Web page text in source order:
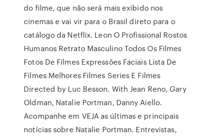
do filme, que não será mais exibido nos
cinemas e vai vir para o Brasil direto para o
catálogo da Netflix. Leon O Profissional Rostos
Humanos Retrato Masculino Todos Os Filmes
Fotos De Filmes Expressões Faciais Lista De
Filmes Melhores Filmes Series E Filmes
Directed by Luc Besson. With Jean Reno, Gary
Oldman, Natalie Portman, Danny Aiello.
Acompanhe em VEJA as últimas e principais
notícias sobre Natalie Portman. Entrevistas,